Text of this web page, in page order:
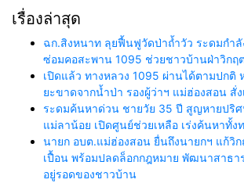
เรื่องล่าสุด
ฉก.สิงหนาท ลุยฟื้นฟูวัดป่าถ้ำวัว ระดมกำลั
ซ่อมคอสะพาน 1095 ช่วยชาวบ้านฝ่าวิกฤ
เปิดแล้ว ทางหลวง 1095 ผ่านได้ตามปกติ
ยะขาดจากน้ำป่า รองผู้ว่าฯ แม่ฮ่องสอน สั่ง
ระดมค้นหาด่วน ชายวัย 35 ปี สูญหายปริ
แม่ลาน้อย เปิดศูนย์ช่วยเหลือ เร่งค้นหาทั้ง
นายก อบต.แม่ฮ่องสอน ยื่นถึงนายกฯ แก้วิ
เปื้อน พร้อมปลดล็อกกฎหมาย พัฒนาสาธา
อยู่รอดของชาวบ้าน